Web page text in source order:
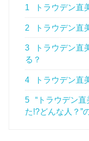
1 トラウデン直
2 トラウデン直
3
トラウデン直
る？
4 トラウデン直
5
“トラウデン
た!?どんな人？”